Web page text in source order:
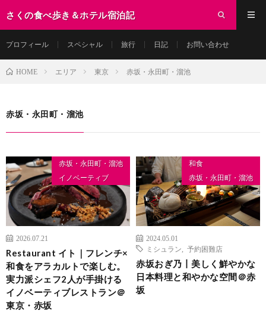
さくの食べ歩き＆ホテル宿泊記
プロフィール スペシャル 旅行 日記 お問い合わせ
HOME エリア 東京 赤坂・永田町・溜池
赤坂・永田町・溜池
赤坂・永田町・溜池
イノベーティブ
2026.07.21
Restaurant イト｜フレンチ×
和食をアラカルトで楽しむ。
実力派シェフ2人が手掛ける
イノベーティブレストラン＠
東京・赤坂
和食
赤坂・永田町・溜池
2024.05.01
ミシュラン
予約困難店
赤坂おぎ乃丨美しく鮮やかな
日本料理と和やかな空間＠赤
坂